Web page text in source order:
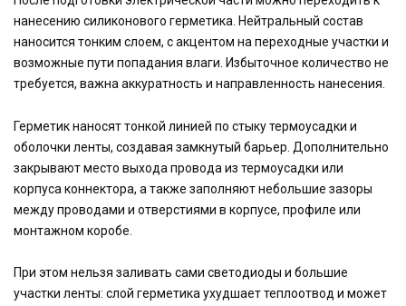
нанесению силиконового герметика. Нейтральный состав
наносится тонким слоем, с акцентом на переходные участки и
возможные пути попадания влаги. Избыточное количество не
требуется, важна аккуратность и направленность нанесения.
Герметик наносят тонкой линией по стыку термоусадки и
оболочки ленты, создавая замкнутый барьер. Дополнительно
закрывают место выхода провода из термоусадки или
корпуса коннектора, а также заполняют небольшие зазоры
между проводами и отверстиями в корпусе, профиле или
монтажном коробе.
При этом нельзя заливать сами светодиоды и большие
участки ленты: слой герметика ухудшает теплоотвод и может